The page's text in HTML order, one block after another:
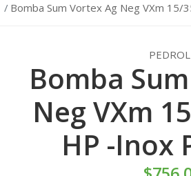
Bomba Sum Vortex Ag Neg VXm 15/
Bomba
Neg VXm
HP -Inox